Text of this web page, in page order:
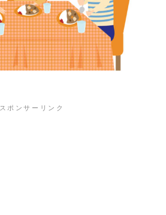
スポンサーリンク